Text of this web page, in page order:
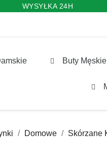
WYSYŁKA 24H
Buty Męskie
Domowe Skórzane